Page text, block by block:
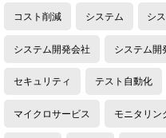
コスト削減 システム シ
システム開発会社 システム開
セキュリティ テスト自動化
マイクロサービス モニタリン